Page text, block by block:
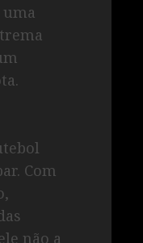
uma
Com
não a